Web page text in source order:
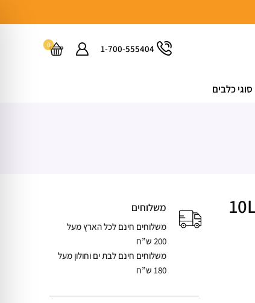
1-700-555404
0
סוגי כלבים
משלוחים
משלוחים חינם לכל הארץ מעל
200 ש”ח
משלוחים חינם לבת ים וחולון מעל
180 ש”ח